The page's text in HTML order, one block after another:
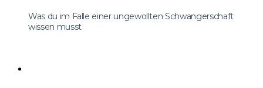
Was du im Falle einer ungewollten Schwangerschaft
wissen musst